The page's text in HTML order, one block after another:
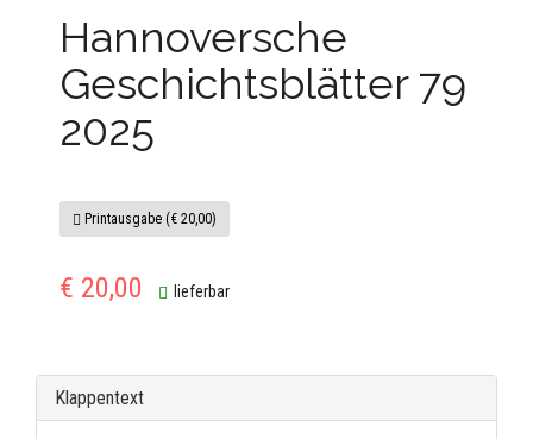
Hannoversche
Geschichtsblätter 79
2025
Printausgabe (€ 20,00)
€ 20,00 lieferbar
Klappentext